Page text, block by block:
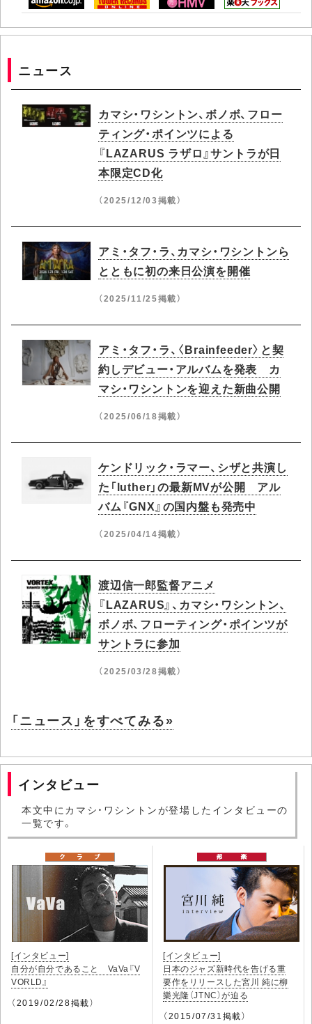
ニュース
カマシ・ワシントン、ボノボ、フロー
ティング・ポインツによる
『LAZARUS ラザロ』サントラが日
本限定CD化
（2025/12/03掲載）
アミ・タフ・ラ、カマシ・ワシントンら
とともに初の来日公演を開催
（2025/11/25掲載）
アミ・タフ・ラ、〈Brainfeeder〉と契
約しデビュー・アルバムを発表 カ
マシ・ワシントンを迎えた新曲公開
（2025/06/18掲載）
ケンドリック・ラマー、シザと共演し
た「luther」の最新MVが公開 アル
バム『GNX』の国内盤も発売中
（2025/04/14掲載）
渡辺信一郎監督アニメ
『LAZARUS』、カマシ・ワシントン、
ボノボ、フローティング・ポインツが
サントラに参加
（2025/03/28掲載）
「ニュース」をすべてみる»
インタビュー
本文中にカマシ・ワシントンが登場したインタビューの
一覧です。
[インタビュー]
自分が自分であること VaVa『V
VORLD』
（2019/02/28掲載）
[インタビュー]
日本のジャズ新時代を告げる重
要作をリリースした宮川 純に柳
樂光隆（JTNC）が迫る
（2015/07/31掲載）